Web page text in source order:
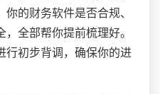
的财务软件是否合规、
全部帮你提前梳理好。
行初步背调，确保你的进